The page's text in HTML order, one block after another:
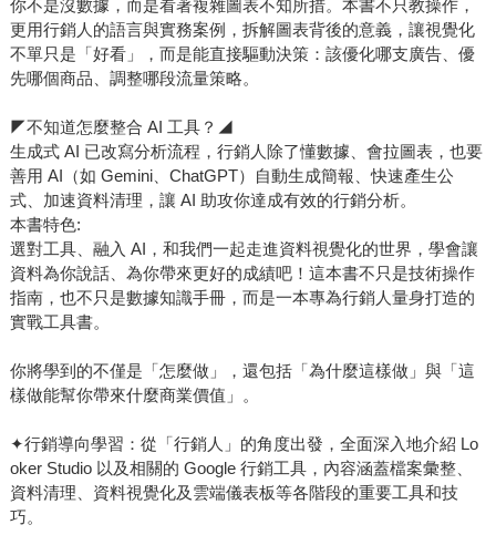
你不是沒數據，而是看著複雜圖表不知所措。本書不只教操作，
更用行銷人的語言與實務案例，拆解圖表背後的意義，讓視覺化
不單只是「好看」，而是能直接驅動決策：該優化哪支廣告、優
先哪個商品、調整哪段流量策略。
◤不知道怎麼整合 AI 工具？◢
生成式 AI 已改寫分析流程，行銷人除了懂數據、會拉圖表，也要
善用 AI（如 Gemini、ChatGPT）自動生成簡報、快速產生公
式、加速資料清理，讓 AI 助攻你達成有效的行銷分析。
本書特色:
選對工具、融入 AI，和我們一起走進資料視覺化的世界，學會讓
資料為你說話、為你帶來更好的成績吧！這本書不只是技術操作
指南，也不只是數據知識手冊，而是一本專為行銷人量身打造的
實戰工具書。
你將學到的不僅是「怎麼做」，還包括「為什麼這樣做」與「這
樣做能幫你帶來什麼商業價值」。
✦行銷導向學習：從「行銷人」的角度出發，全面深入地介紹 Lo
oker Studio 以及相關的 Google 行銷工具，內容涵蓋檔案彙整、
資料清理、資料視覺化及雲端儀表板等各階段的重要工具和技
巧。